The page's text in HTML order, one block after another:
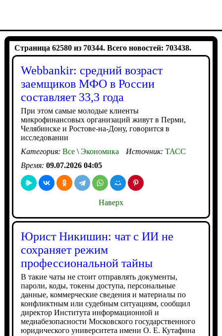
Страница 62580 из 70344. Всего новостей: 703438.
Webbankir: средний возраст
заемщиков МФО в России
составляет 33,3 года
При этом самые молодые клиенты
микрофинансовых организаций живут в Перми,
Челябинске и Ростове-на-Дону, говорится в
исследовании
Категория: Все\Экономика Источник: ТАСС
Время: 09.07.2026 04:05
Наверх
Юрист Никишин: чат с ИИ не
сохраняет режим
профессиональной тайны
В такие чаты не стоит отправлять документы,
пароли, коды, токены доступа, персональные
данные, коммерческие сведения и материалы по
конфликтным или судебным ситуациям, сообщил
директор Института информационной и
медиабезопасности Московского государственного
юридического университета имени О. Е. Кутафина